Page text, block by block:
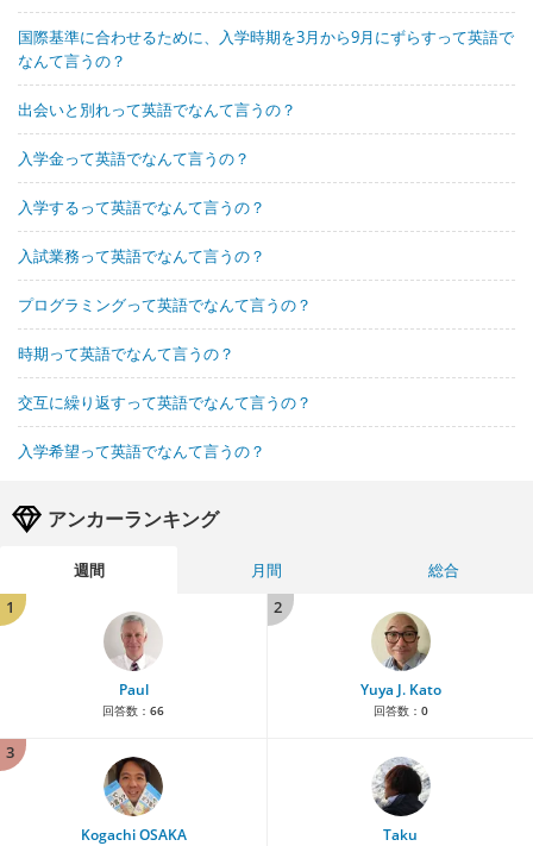
国際基準に合わせるために、入学時期を3月から9月にずらすって英語で
なんて言うの？
出会いと別れって英語でなんて言うの？
入学金って英語でなんて言うの？
入学するって英語でなんて言うの？
入試業務って英語でなんて言うの？
プログラミングって英語でなんて言うの？
時期って英語でなんて言うの？
交互に繰り返すって英語でなんて言うの？
入学希望って英語でなんて言うの？
アンカーランキング
週間 月間
総合
1
Paul
回答数： 66
2
Yuya J. Kato
回答数： 0
3
Kogachi OSAKA Taku